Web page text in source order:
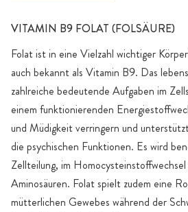
VITAMIN B9 FOLAT (FOLSÄURE)
Folat ist in eine Vielzahl wichtiger
auch bekannt als Vitamin B9. Das
zahlreiche bedeutende Aufgaben im
einem funktionierenden
und Müdigkeit verringern und
die psychischen Funktionen. Es wird
Zellteilung, im
Aminosäuren. Folat spielt zudem eine
mütterlichen Gewebes während der